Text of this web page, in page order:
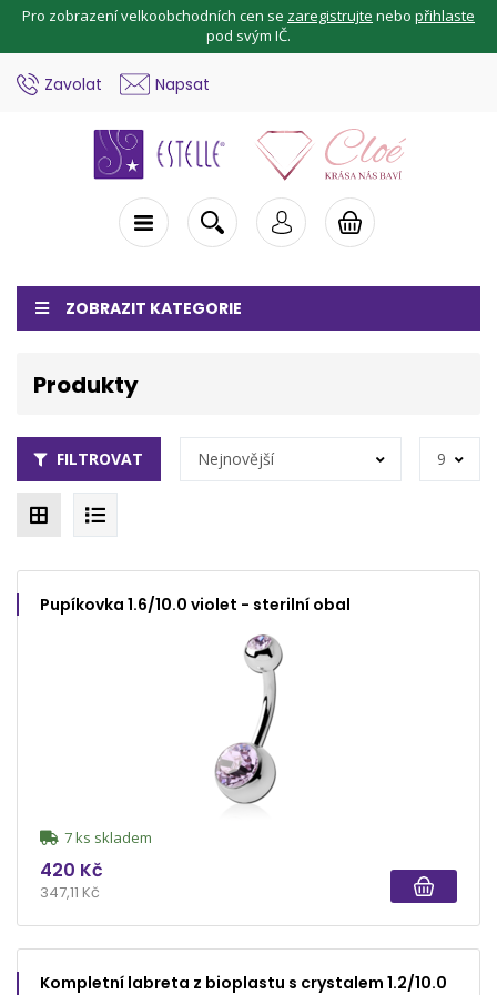
Pro zobrazení velkoobchodních cen se zaregistrujte nebo přihlaste
pod svým IČ.
Zavolat Napsat
ZOBRAZIT KATEGORIE
Produkty
FILTROVAT Nejnovější 9
Pupíkovka 1.6/10.0 violet - sterilní obal
7 ks skladem
420 Kč
347,11 Kč
Kompletní labreta z bioplastu s crystalem 1.2/10.0